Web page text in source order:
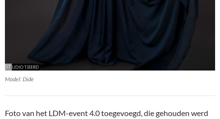
Model: Dide
Foto van het LDM-event 4.0 toegevoegd, die gehouden werd